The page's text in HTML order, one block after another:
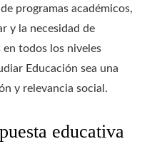
programas académicos,
y la necesidad de
todos los niveles
Educación sea una
y relevancia social.
educativa